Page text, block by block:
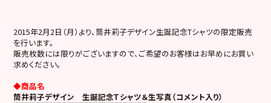
2015年2月2日（月）より、筒井莉子デザイン生誕記念Tシャツの限定販売
を行います。
販売枚数には限りがございますので、ご希望のお客様はお早めにお買い
求めください。
◆商品名
筒井莉子デザイン 生誕記念Ｔシャツ＆生写真（コメント入り）